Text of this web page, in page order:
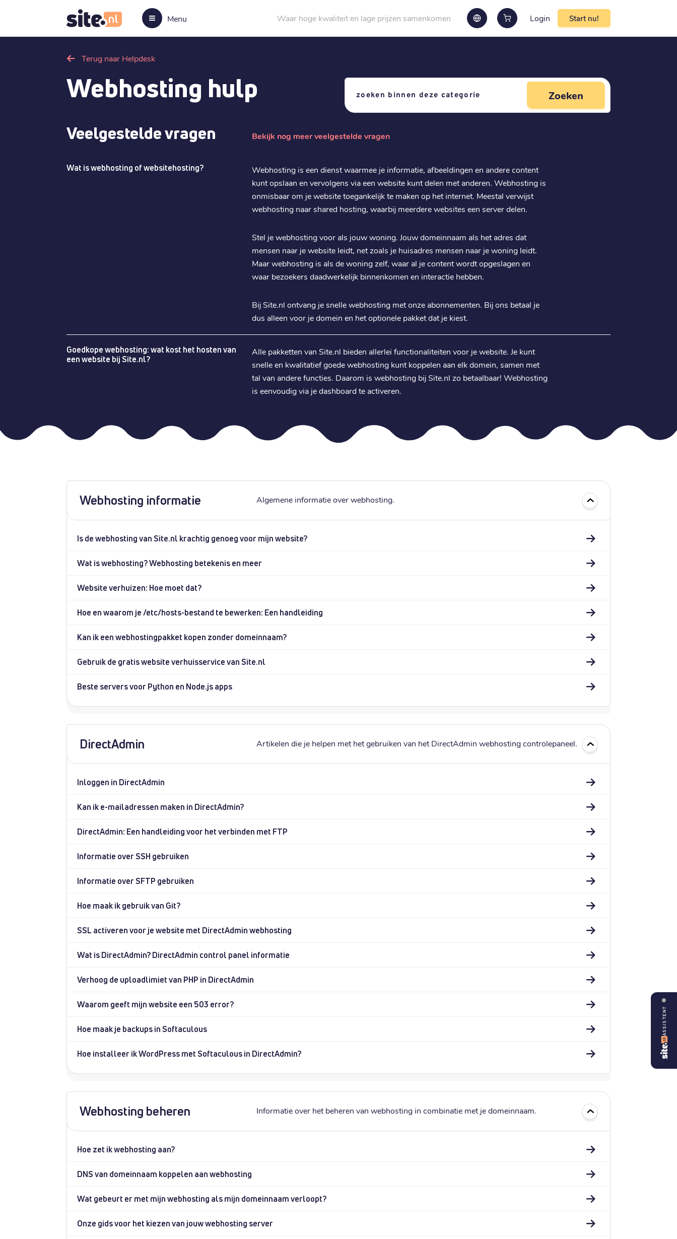
Menu Waar hoge kwaliteit en lage prijzen samenkomen Login Start nu!
Terug naar Helpdesk
Webhosting hulp Zoeken
Veelgestelde vragen Bekijk nog meer veelgestelde vragen
Wat is webhosting of websitehosting?
Webhosting is een dienst waarmee je informatie, afbeeldingen en andere content
kunt opslaan en vervolgens via een website kunt delen met anderen. Webhosting is
onmisbaar om je website toegankelijk te maken op het internet. Meestal verwijst
webhosting naar shared hosting, waarbij meerdere websites een server delen.
Stel je webhosting voor als jouw woning. Jouw domeinnaam als het adres dat
mensen naar je website leidt, net zoals je huisadres mensen naar je woning leidt.
Maar webhosting is als de woning zelf, waar al je content wordt opgeslagen en
waar bezoekers daadwerkelijk binnenkomen en interactie hebben.
Bij Site.nl ontvang je snelle webhosting met onze abonnementen. Bij ons betaal je
dus alleen voor je domein en het optionele pakket dat je kiest.
Goedkope webhosting: wat kost het hosten van
een website bij Site.nl?
Alle pakketten van Site.nl bieden allerlei functionaliteiten voor je website. Je kunt
snelle en kwalitatief goede webhosting kunt koppelen aan elk domein, samen met
tal van andere functies. Daarom is webhosting bij Site.nl zo betaalbaar! Webhosting
is eenvoudig via je dashboard te activeren.
Webhosting informatie Algemene informatie over webhosting.
Is de webhosting van Site.nl krachtig genoeg voor mijn website?
Wat is webhosting? Webhosting betekenis en meer
Website verhuizen: Hoe moet dat?
Hoe en waarom je /etc/hosts-bestand te bewerken: Een handleiding
Kan ik een webhostingpakket kopen zonder domeinnaam?
Gebruik de gratis website verhuisservice van Site.nl
Beste servers voor Python en Node.js apps
DirectAdmin Artikelen die je helpen met het gebruiken van het DirectAdmin webhosting controlepaneel.
Inloggen in DirectAdmin
Kan ik e-mailadressen maken in DirectAdmin?
DirectAdmin: Een handleiding voor het verbinden met FTP
Informatie over SSH gebruiken
Informatie over SFTP gebruiken
Hoe maak ik gebruik van Git?
SSL activeren voor je website met DirectAdmin webhosting
Wat is DirectAdmin? DirectAdmin control panel informatie
Verhoog de uploadlimiet van PHP in DirectAdmin
Waarom geeft mijn website een 503 error?
Hoe maak je backups in Softaculous
Hoe installeer ik WordPress met Softaculous in DirectAdmin?
Webhosting beheren Informatie over het beheren van webhosting in combinatie met je domeinnaam.
Hoe zet ik webhosting aan?
DNS van domeinnaam koppelen aan webhosting
Wat gebeurt er met mijn webhosting als mijn domeinnaam verloopt?
Onze gids voor het kiezen van jouw webhosting server
ASSISTENT